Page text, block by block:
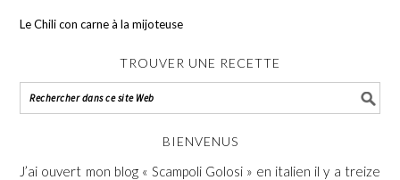
Le Chili con carne à la mijoteuse
TROUVER UNE RECETTE
BIENVENUS
J’ai ouvert mon blog « Scampoli Golosi » en italien il y a treize